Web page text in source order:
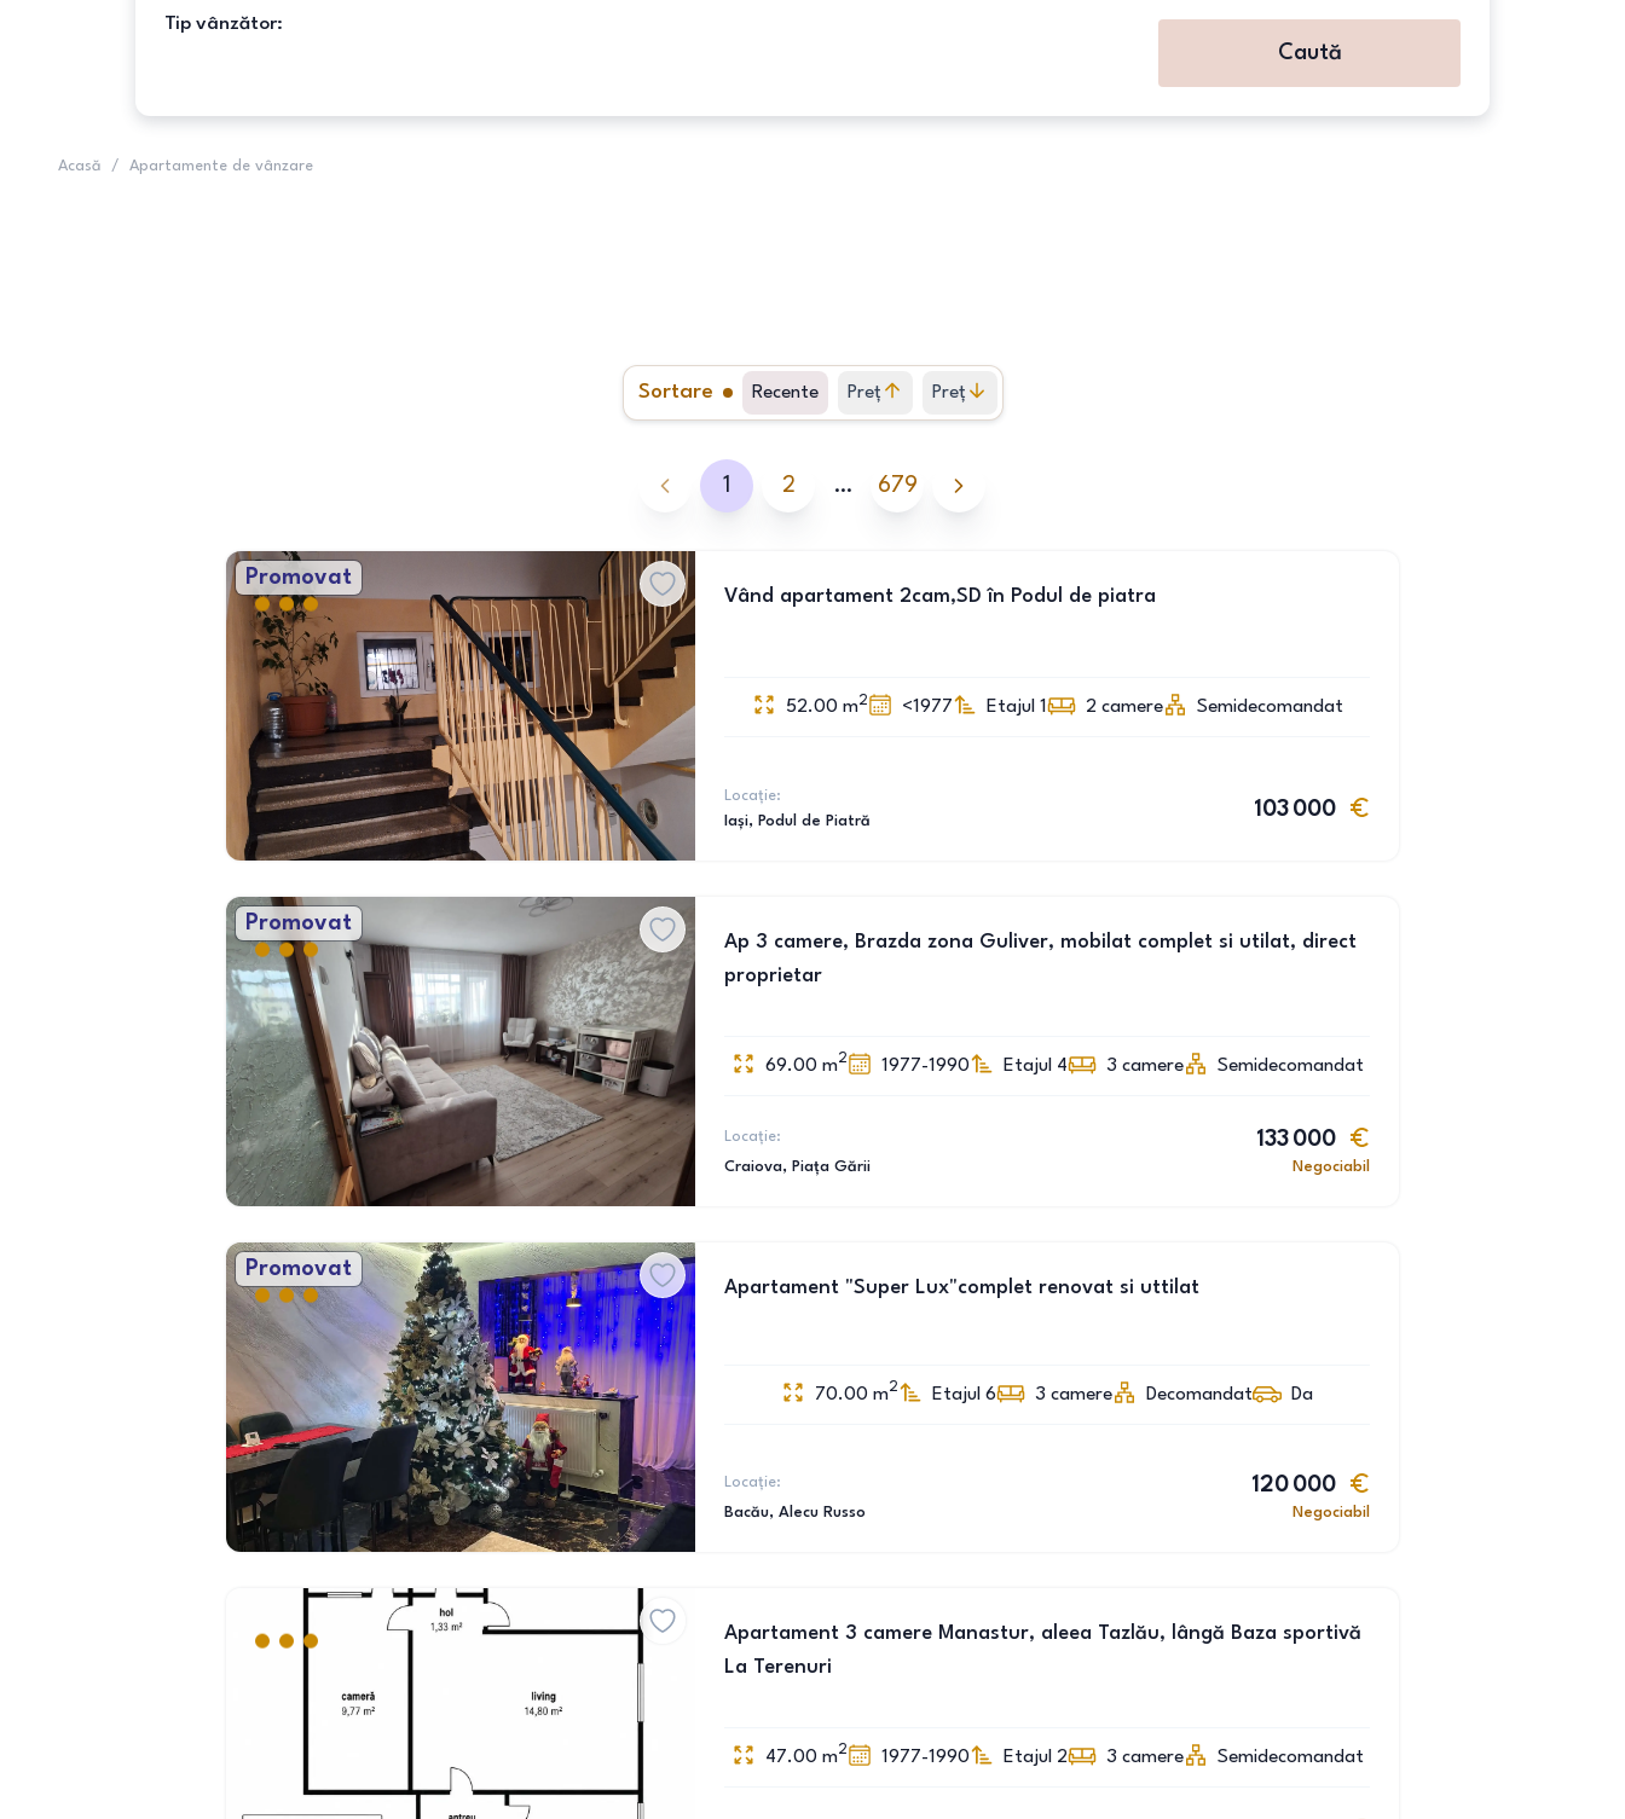
Tip vânzător:
Caută
Acasă / Apartamente de vânzare
Sortare Recente Preț
crescător
Preț
descrescător
1 2 … 679
Promovat
Vând apartament 2cam,SD în Podul de piatra
52.00 m2 <1977 Etajul 1 2 camere Semidecomandat
Locație:
Iași, Podul de Piatră
103 000
Promovat
Ap 3 camere, Brazda zona Guliver, mobilat complet si utilat, direct
proprietar
69.00 m2 1977-1990 Etajul 4 3 camere Semidecomandat
Locație:
Craiova, Piața Gării
133 000
Negociabil
Promovat
Apartament "Super Lux"complet renovat si uttilat
70.00 m2 Etajul 6 3 camere Decomandat Da
Locație:
Bacău, Alecu Russo
120 000
Negociabil
Apartament 3 camere Manastur, aleea Tazlău, lângă Baza sportivă
La Terenuri
47.00 m2 1977-1990 Etajul 2 3 camere Semidecomandat